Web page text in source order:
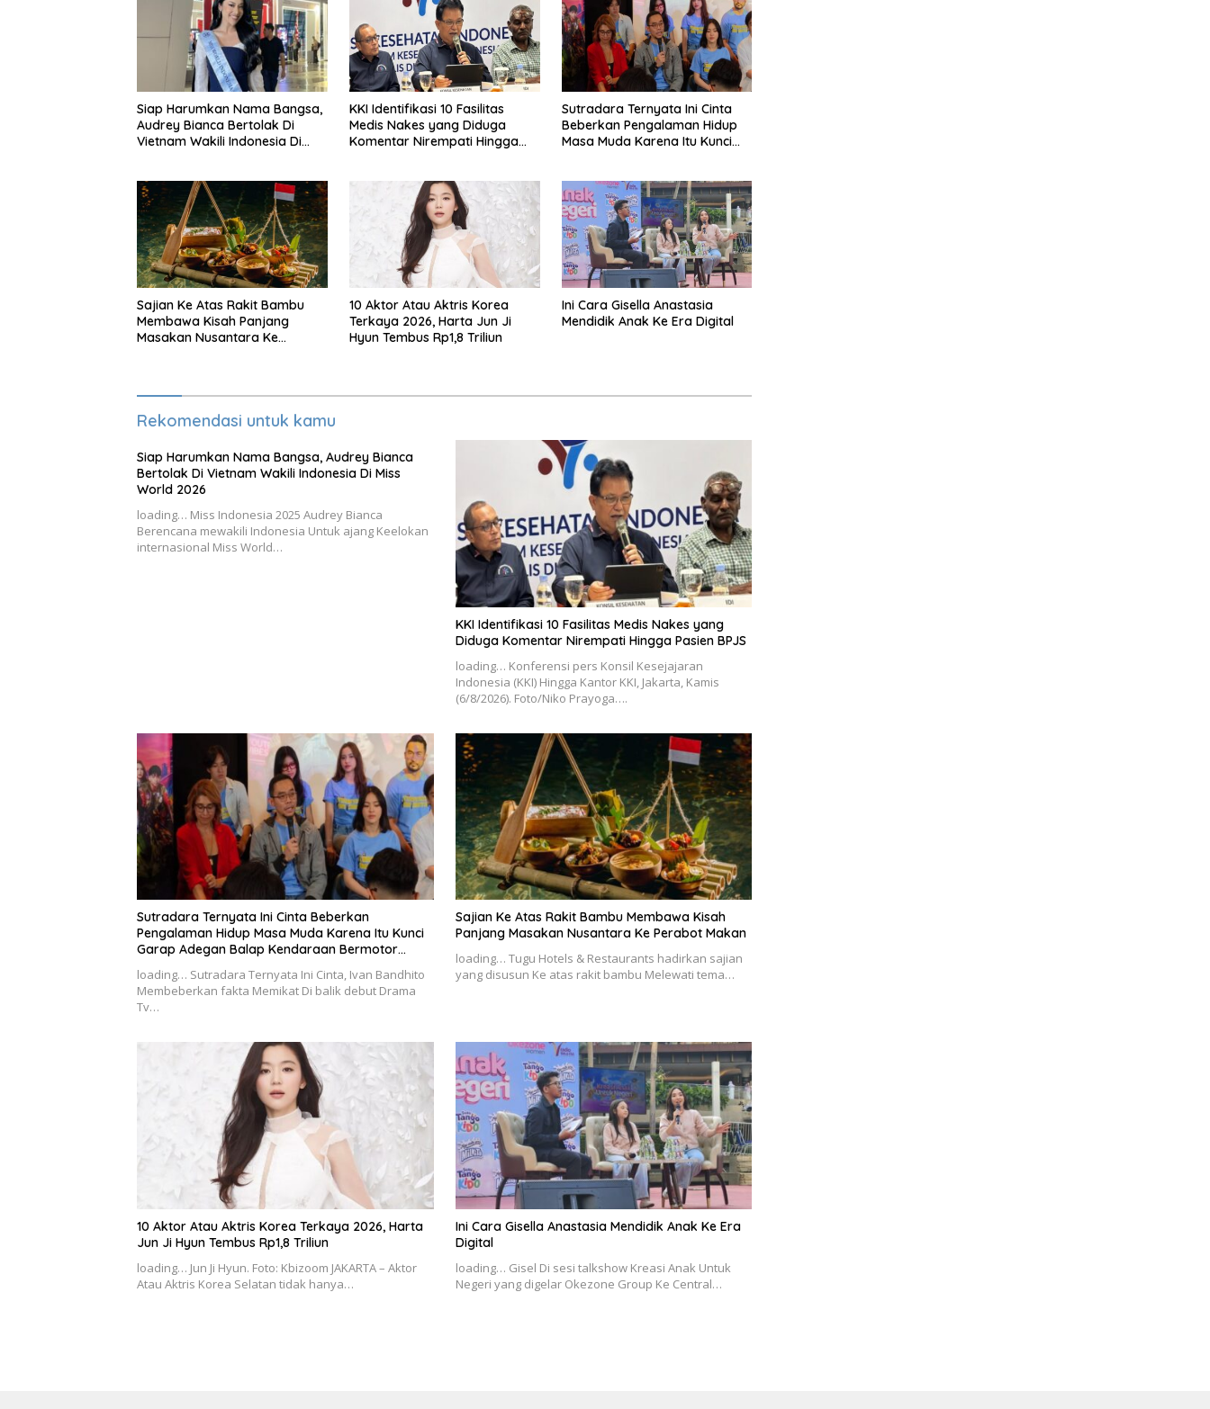
Siap Harumkan Nama Bangsa,
Audrey Bianca Bertolak Di
Vietnam Wakili Indonesia Di
KKI Identifikasi 10 Fasilitas
Medis Nakes yang Diduga
Komentar Nirempati Hingga
Sutradara Ternyata Ini Cinta
Beberkan Pengalaman Hidup
Masa Muda Karena Itu Kunci
Dua
Sajian Ke Atas Rakit Bambu
Membawa Kisah Panjang
Masakan Nusantara Ke
10 Aktor Atau Aktris Korea
Terkaya 2026, Harta Jun Ji
Hyun Tembus Rp1,8 Triliun
Ini Cara Gisella Anastasia
Mendidik Anak Ke Era Digital
Rekomendasi untuk kamu
Siap Harumkan Nama Bangsa, Audrey Bianca
Bertolak Di Vietnam Wakili Indonesia Di Miss
World 2026
loading… Miss Indonesia 2025 Audrey Bianca
Berencana mewakili Indonesia Untuk ajang Keelokan
internasional Miss World…
KKI Identifikasi 10 Fasilitas Medis Nakes yang
Diduga Komentar Nirempati Hingga Pasien BPJS
loading… Konferensi pers Konsil Kesejajaran
Indonesia (KKI) Hingga Kantor KKI, Jakarta, Kamis
(6/8/2026). Foto/Niko Prayoga….
Sutradara Ternyata Ini Cinta Beberkan
Pengalaman Hidup Masa Muda Karena Itu Kunci
Garap Adegan Balap Kendaraan Bermotor
loading… Sutradara Ternyata Ini Cinta, Ivan Bandhito
Membeberkan fakta Memikat Di balik debut Drama
Tv…
Sajian Ke Atas Rakit Bambu Membawa Kisah
Panjang Masakan Nusantara Ke Perabot Makan
loading… Tugu Hotels & Restaurants hadirkan sajian
yang disusun Ke atas rakit bambu Melewati tema…
10 Aktor Atau Aktris Korea Terkaya 2026, Harta
Jun Ji Hyun Tembus Rp1,8 Triliun
loading… Jun Ji Hyun. Foto: Kbizoom JAKARTA – Aktor
Atau Aktris Korea Selatan tidak hanya…
Ini Cara Gisella Anastasia Mendidik Anak Ke Era
Digital
loading… Gisel Di sesi talkshow Kreasi Anak Untuk
Negeri yang digelar Okezone Group Ke Central…